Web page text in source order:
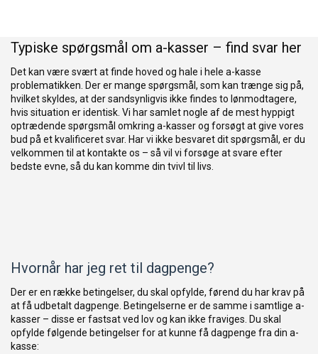
Typiske spørgsmål om a-kasser – find svar her
Det kan være svært at finde hoved og hale i hele a-kasse
problematikken. Der er mange spørgsmål, som kan trænge sig på,
hvilket skyldes, at der sandsynligvis ikke findes to lønmodtagere,
hvis situation er identisk. Vi har samlet nogle af de mest hyppigt
optrædende spørgsmål omkring a-kasser og forsøgt at give vores
bud på et kvalificeret svar. Har vi ikke besvaret dit spørgsmål, er du
velkommen til at kontakte os – så vil vi forsøge at svare efter
bedste evne, så du kan komme din tvivl til livs.
Hvornår har jeg ret til dagpenge?
Der er en række betingelser, du skal opfylde, førend du har krav på
at få udbetalt dagpenge. Betingelserne er de samme i samtlige a-
kasser – disse er fastsat ved lov og kan ikke fraviges. Du skal
opfylde følgende betingelser for at kunne få dagpenge fra din a-
kasse: